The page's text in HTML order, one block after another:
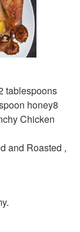
tablespoons
honey8
Chicken
and Roasted ,